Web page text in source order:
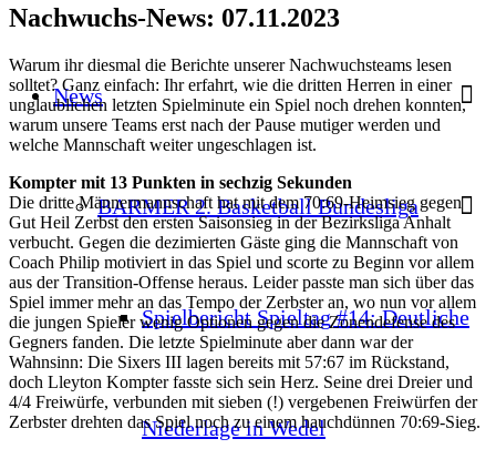
News
BARMER 2. Basketball Bundesliga
Spielbericht Spieltag #14: Deutliche
Niederlage in Wedel
Nachwuchs-News: 07.11.2023
Warum ihr diesmal die Berichte unserer Nachwuchsteams lesen
solltet? Ganz einfach: Ihr erfahrt, wie die dritten Herren in einer
unglaublichen letzten Spielminute ein Spiel noch drehen konnten,
warum unsere Teams erst nach der Pause mutiger werden und
welche Mannschaft weiter ungeschlagen ist.
Kompter mit 13 Punkten in sechzig Sekunden
Die dritte Männermannschaft hat mit dem 70:69-Heimsieg gegen
Gut Heil Zerbst den ersten Saisonsieg in der Bezirksliga Anhalt
verbucht. Gegen die dezimierten Gäste ging die Mannschaft von
Coach Philip motiviert in das Spiel und scorte zu Beginn vor allem
aus der Transition-Offense heraus. Leider passte man sich über das
Spiel immer mehr an das Tempo der Zerbster an, wo nun vor allem
die jungen Spieler wenig Optionen gegen die Zonendefense des
Gegners fanden. Die letzte Spielminute aber dann war der
Wahnsinn: Die Sixers III lagen bereits mit 57:67 im Rückstand,
doch Lleyton Kompter fasste sich sein Herz. Seine drei Dreier und
4/4 Freiwürfe, verbunden mit sieben (!) vergebenen Freiwürfen der
Zerbster drehten das Spiel noch zu einem hauchdünnen 70:69-Sieg.